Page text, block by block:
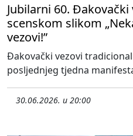
Jubilarni 60.
scenskom slikom
vezovi!”
Đakovački vezovi
posljednjeg tjedna
30.06.2026. u 20:00